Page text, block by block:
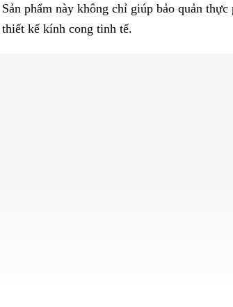
phẩm này không chỉ giúp bảo quản
kế kính cong tinh tế.